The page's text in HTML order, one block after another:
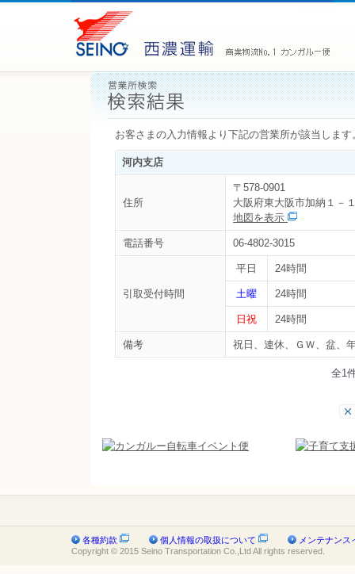
お客さまの入力情報より下記の営業所が該当します
河内支店
住所
〒578-0901
大阪府東大阪市加納１－
地図を表示
電話番号 06-4802-3015
引取受付時間
平日 24時間
土曜 24時間
日祝 24時間
備考 祝日、連休、ＧＷ、盆、
全1
各種約款 個人情報の取扱について
メンテナン
Copyright © 2015 Seino Transportation Co.,Ltd All rights reserved.